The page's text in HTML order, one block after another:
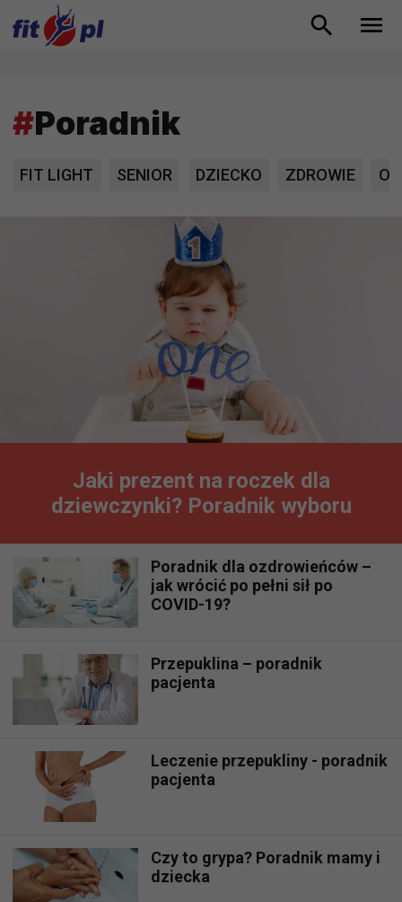
#Poradnik
FIT LIGHT SENIOR DZIECKO ZDROWIE
Jaki prezent na roczek dla
dziewczynki? Poradnik wyboru
Poradnik dla ozdrowieńców –
jak wrócić po pełni sił po
COVID-19?
Przepuklina – poradnik
pacjenta
Leczenie przepukliny - poradnik
pacjenta
Czy to grypa? Poradnik mamy i
dziecka